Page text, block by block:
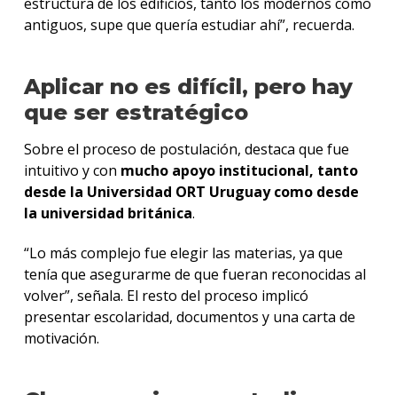
antiguos, supe que quería estudiar ahí”, recuerda.
Aplicar no es difícil, pero hay
que ser estratégico
Sobre el proceso de postulación, destaca que fue
intuitivo y con mucho apoyo institucional, tanto
desde la Universidad ORT Uruguay como desde
la universidad británica.
“Lo más complejo fue elegir las materias, ya que
tenía que asegurarme de que fueran reconocidas al
volver”, señala. El resto del proceso implicó
presentar escolaridad, documentos y una carta de
motivación.